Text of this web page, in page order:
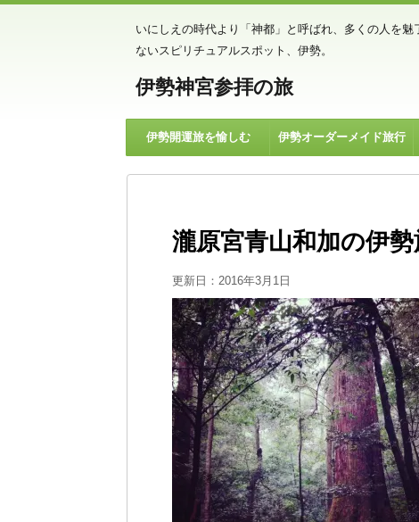
いにしえの時代より「神都」と呼ばれ、多くの人を魅
ないスピリチュアルスポット、伊勢。
伊勢神宮参拝の旅
伊勢開運旅を愉しむ 伊勢オーダーメイド旅行
瀧原宮青山和加の伊勢
更新日： 2016年3月1日